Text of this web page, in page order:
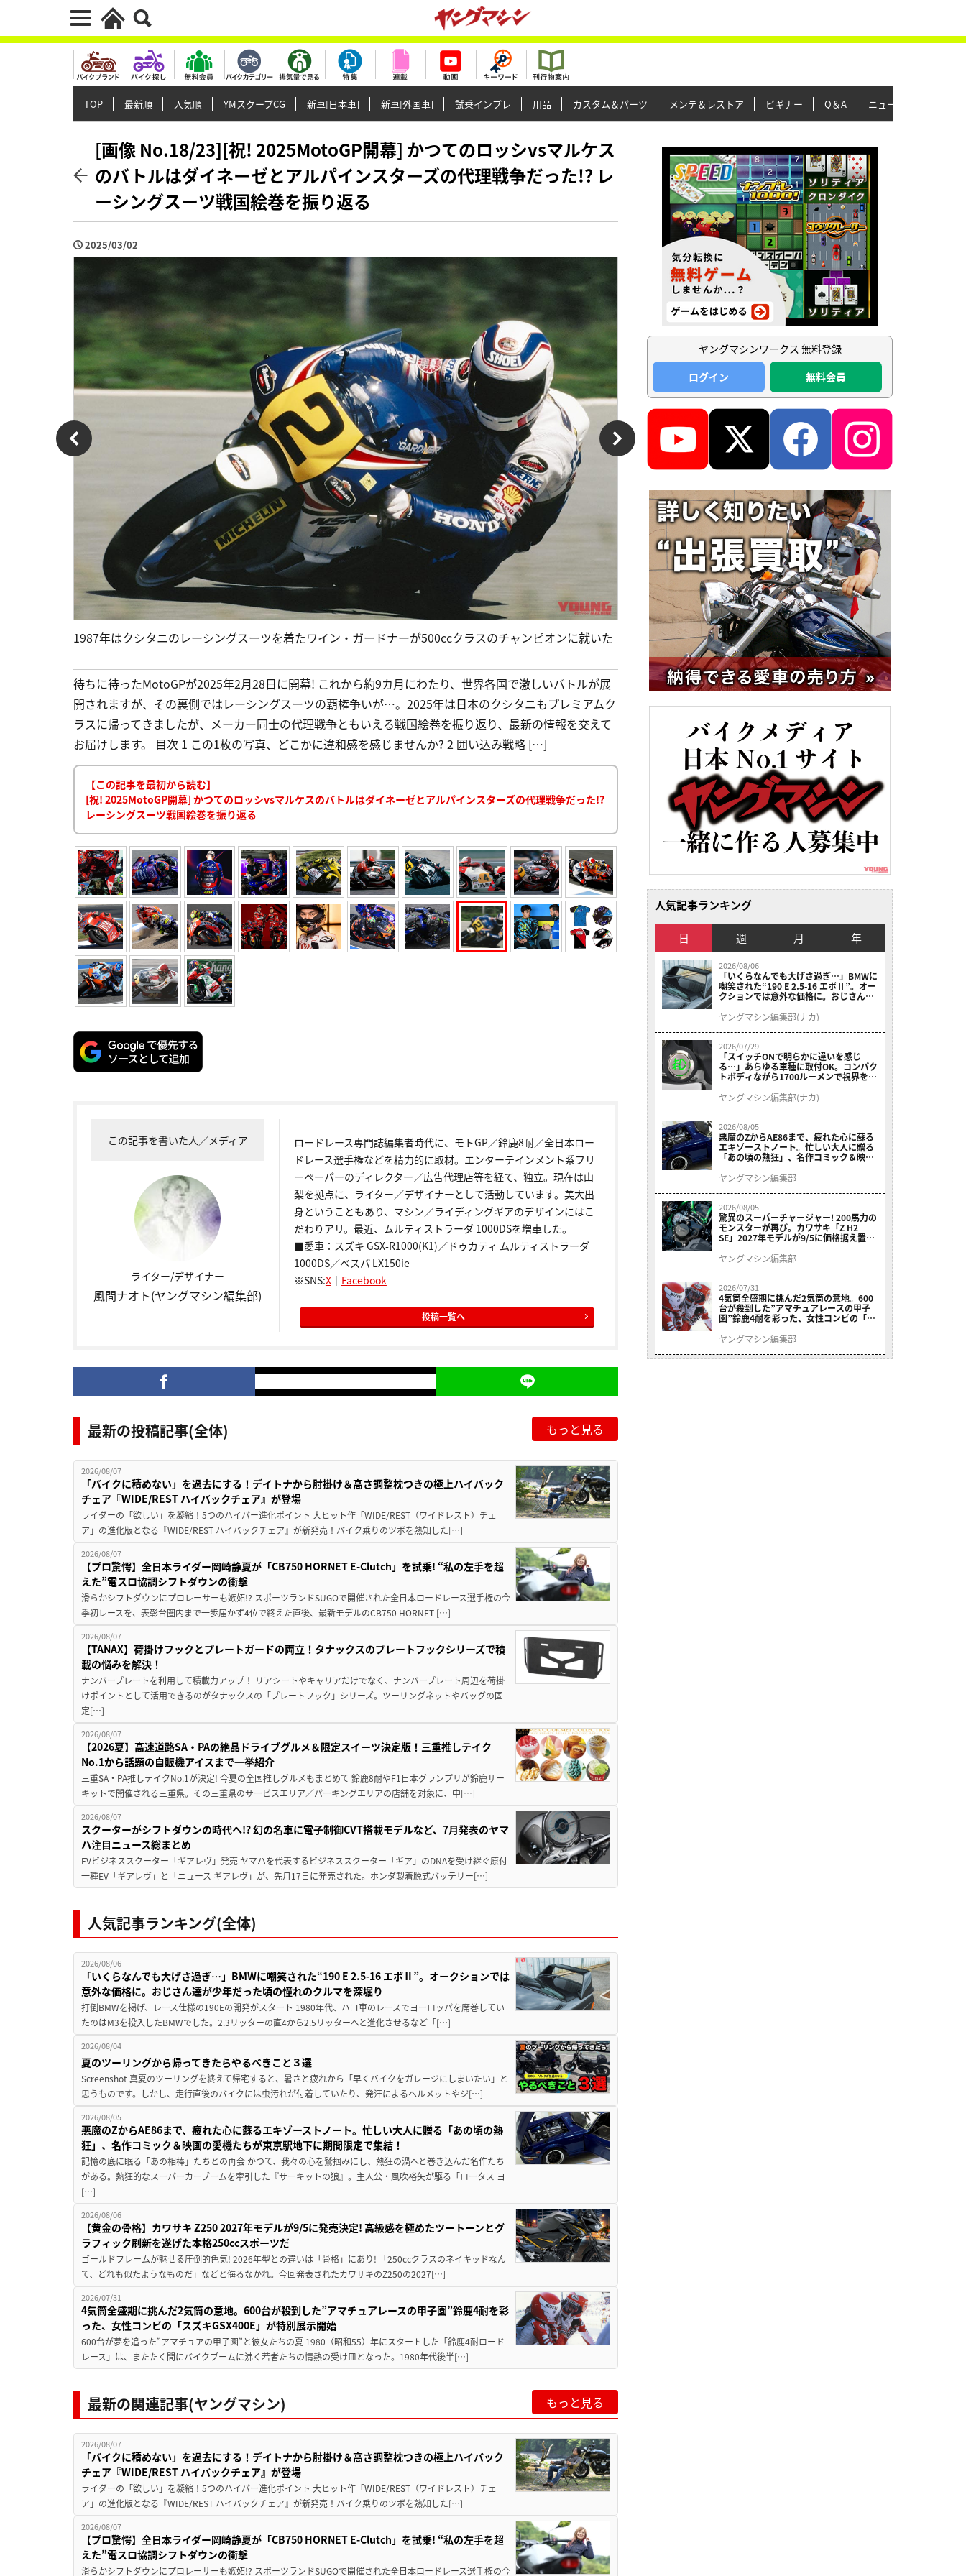
TOP 最新順 人気順 YMスクープCG 新車[日本車] 新車[外国車] 試乗インプレ 用品 カスタム＆パーツ メンテ＆レストア ビギナー Q＆A ニュース＆トピックス
[画像 No.18/23][祝! 2025MotoGP開幕] かつてのロッシvsマルケス
のバトルはダイネーゼとアルパインスターズの代理戦争だった!? レ
ーシングスーツ戦国絵巻を振り返る
2025/03/02
1987年はクシタニのレーシングスーツを着たワイン・ガードナーが500ccクラスのチャンピオンに就いた
待ちに待ったMotoGPが2025年2月28日に開幕! これから約9カ月にわたり、世界各国で激しいバトルが展
開されますが、その裏側ではレーシングスーツの覇権争いが…。2025年は日本のクシタニもプレミアムク
ラスに帰ってきましたが、メーカー同士の代理戦争ともいえる戦国絵巻を振り返り、最新の情報を交えて
お届けします。 目次 1 この1枚の写真、どこかに違和感を感じませんか? 2 囲い込み戦略 […]
【この記事を最初から読む】
[祝! 2025MotoGP開幕] かつてのロッシvsマルケスのバトルはダイネーゼとアルパインスターズの代理戦争だった!?
レーシングスーツ戦国絵巻を振り返る
この記事を書いた人／メディア
ライター/デザイナー
風間ナオト(ヤングマシン編集部)
ロードレース専門誌編集者時代に、モトGP／鈴鹿8耐／全日本ロー
ドレース選手権などを精力的に取材。エンターテインメント系フリ
ーペーパーのディレクター／広告代理店等を経て、独立。現在は山
梨を拠点に、ライター／デザイナーとして活動しています。美大出
身ということもあり、マシン／ライディングギアのデザインにはこ
だわりアリ。最近、ムルティストラーダ 1000DSを増車した。
■愛車：スズキ GSX-R1000(K1)／ドゥカティ ムルティストラーダ
1000DS／ベスパ LX150ie
※SNS:X｜ Facebook
投稿一覧へ
最新の投稿記事(全体) もっと見る
2026/08/07
「バイクに積めない」を過去にする！デイトナから肘掛け＆高さ調整枕つきの極上ハイバック
チェア『WIDE/REST ハイバックチェア』が登場
ライダーの「欲しい」を凝縮！5つのハイパー進化ポイント 大ヒット作「WIDE/REST（ワイドレスト）チェ
ア」の進化版となる『WIDE/REST ハイバックチェア』が新発売！バイク乗りのツボを熟知した[…]
2026/08/07
【プロ驚愕】全日本ライダー岡崎静夏が「CB750 HORNET E-Clutch」を試乗! “私の左手を超
えた”電スロ協調シフトダウンの衝撃
滑らかシフトダウンにプロレーサーも嫉妬!? スポーツランドSUGOで開催された全日本ロードレース選手権の今
季初レースを、表彰台圏内まで一歩届かず4位で終えた直後、最新モデルのCB750 HORNET […]
2026/08/07
【TANAX】荷掛けフックとプレートガードの両立！タナックスのプレートフックシリーズで積
載の悩みを解決！
ナンバープレートを利用して積載力アップ！ リアシートやキャリアだけでなく、ナンバープレート周辺を荷掛
けポイントとして活用できるのがタナックスの「プレートフック」シリーズ。ツーリングネットやバッグの固
定[…]
2026/08/07
【2026夏】高速道路SA・PAの絶品ドライブグルメ＆限定スイーツ決定版！三重推しテイク
No.1から話題の自販機アイスまで一挙紹介
三重SA・PA推しテイクNo.1が決定! 今夏の全国推しグルメもまとめて 鈴鹿8耐やF1日本グランプリが鈴鹿サー
キットで開催される三重県。その三重県のサービスエリア／パーキングエリアの店舗を対象に、中[…]
2026/08/07
スクーターがシフトダウンの時代へ!? 幻の名車に電子制御CVT搭載モデルなど、7月発表のヤマ
ハ注目ニュース総まとめ
EVビジネススクーター「ギアレヴ」発売 ヤマハを代表するビジネススクーター「ギア」のDNAを受け継ぐ原付
一種EV「ギアレヴ」と「ニュース ギアレヴ」が、先月17日に発売された。ホンダ製着脱式バッテリー[…]
人気記事ランキング(全体)
2026/08/06
「いくらなんでも大げさ過ぎ…」BMWに嘲笑された“190 E 2.5-16 エボⅡ”。オークションでは
意外な価格に。おじさん達が少年だった頃の憧れのクルマを深堀り
打倒BMWを掲げ、レース仕様の190Eの開発がスタート 1980年代、ハコ車のレースでヨーロッパを席巻してい
たのはM3を投入したBMWでした。2.3リッターの直4から2.5リッターへと進化させるなど「[…]
2026/08/04
夏のツーリングから帰ってきたらやるべきこと３選
Screenshot 真夏のツーリングを終えて帰宅すると、暑さと疲れから「早くバイクをガレージにしまいたい」と
思うものです。しかし、走行直後のバイクには虫汚れが付着していたり、発汗によるヘルメットやジ[…]
2026/08/05
悪魔のZからAE86まで、疲れた心に蘇るエキゾーストノート。忙しい大人に贈る「あの頃の熱
狂」、名作コミック＆映画の愛機たちが東京駅地下に期間限定で集結！
記憶の底に眠る「あの相棒」たちとの再会 かつて、我々の心を鷲掴みにし、熱狂の渦へと巻き込んだ名作たち
がある。熱狂的なスーパーカーブームを牽引した『サーキットの狼』。主人公・風吹裕矢が駆る「ロータス ヨ
[…]
2026/08/06
【黄金の骨格】カワサキ Z250 2027年モデルが9/5に発売決定! 高級感を極めたツートーンとグ
ラフィック刷新を遂げた本格250ccスポーツだ
ゴールドフレームが魅せる圧倒的色気! 2026年型との違いは「骨格」にあり! 「250ccクラスのネイキッドなん
て、どれも似たようなものだ」などと侮るなかれ。今回発表されたカワサキのZ250の2027[…]
2026/07/31
4気筒全盛期に挑んだ2気筒の意地。600台が殺到した”アマチュアレースの甲子園”鈴鹿4耐を彩
った、女性コンビの「スズキGSX400E」が特別展示開始
600台が夢を追った”アマチュアの甲子園”と彼女たちの夏 1980（昭和55）年にスタートした「鈴鹿4耐ロード
レース」は、またたく間にバイクブームに沸く若者たちの情熱の受け皿となった。1980年代後半[…]
最新の関連記事(ヤングマシン) もっと見る
2026/08/07
「バイクに積めない」を過去にする！デイトナから肘掛け＆高さ調整枕つきの極上ハイバック
チェア『WIDE/REST ハイバックチェア』が登場
ライダーの「欲しい」を凝縮！5つのハイパー進化ポイント 大ヒット作「WIDE/REST（ワイドレスト）チェ
ア」の進化版となる『WIDE/REST ハイバックチェア』が新発売！バイク乗りのツボを熟知した[…]
2026/08/07
【プロ驚愕】全日本ライダー岡崎静夏が「CB750 HORNET E-Clutch」を試乗! “私の左手を超
えた”電スロ協調シフトダウンの衝撃
滑らかシフトダウンにプロレーサーも嫉妬!? スポーツランドSUGOで開催された全日本ロードレース選手権の今
ヤングマシンワークス 無料登録
ログイン
無料会員
人気記事ランキング
日 週 月 年
2026/08/06
「いくらなんでも大げさ過ぎ…」BMWに
嘲笑された“190 E 2.5-16 エボⅡ”。オー
クションでは意外な価格に。おじさん達
ヤングマシン編集部(ナカ)
2026/07/29
「スイッチONで明らかに違いを感じ
る…」あらゆる車種に取付OK。コンパク
トボディながら1700ルーメンで視界を確
ニット プレシャスレイ スモール］
ヤングマシン編集部(ナカ)
2026/08/05
悪魔のZからAE86まで、疲れた心に蘇る
エキゾーストノート。忙しい大人に贈る
「あの頃の熱狂」、名作コミック＆映画
結！
ヤングマシン編集部
2026/08/05
驚異のスーパーチャージャー! 200馬力の
モンスターが再び。カワサキ「Z H2
SE」2027年モデルが9/5に価格据え置き
ヤングマシン編集部
2026/07/31
4気筒全盛期に挑んだ2気筒の意地。600
台が殺到した”アマチュアレースの甲子
園”鈴鹿4耐を彩った、女性コンビの「ス
ヤングマシン編集部